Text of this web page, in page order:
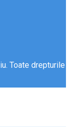
Toate drepturile